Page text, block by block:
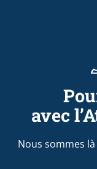
avec
Nous sommes